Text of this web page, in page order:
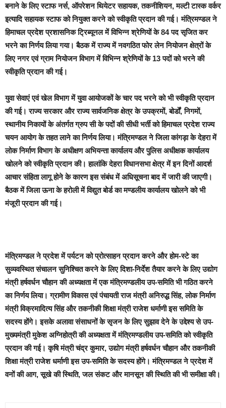
बनाने के लिए स्टाफ नर्स, ऑपरेशन थियेटर सहायक, तकनीशियन, मल्टी टास्क वर्कर
इत्यादि सहायक स्टाफ को नियुक्त करने को स्वीकृति प्रदान की गई। मंत्रिमण्डल ने
हिमाचल प्रदेश प्रशासनिक ट्रिब्यूनल में विभिन्न श्रेणियों के 84 पद सृजित कर
भरने का निर्णय लिया गया। बैठक में राज्य में नवगठित फोर लेन नियोजन क्षेत्रों के
लिए नगर एवं ग्राम नियोजन विभाग में विभिन्न श्रेणियों के 13 पदों को भरने की
स्वीकृति प्रदान की गई।
युवा सेवाएं एवं खेल विभाग में युवा आयोजकों के चार पद भरने को भी स्वीकृति प्रदान
की गई। राज्य सरकार और राज्य सार्वजनिक क्षेत्र के उपक्रमों, बोर्डों, निगमों,
स्थानीय निकायों के अंतर्गत ग्रुप सी के पदों की सीधी भर्ती को हिमाचल प्रदेश राज्य
चयन आयोग के तहत लाने का निर्णय लिया। मंत्रिमण्डल ने जिला कांगड़ा के देहरा में
लोक निर्माण विभाग के अधीक्षण अभियन्ता कार्यालय और पुलिस अधीक्षक कार्यालय
खोलने को स्वीकृति प्रदान की। हालांकि देहरा विधानसभा क्षेत्र में इन दिनों आदर्श
आचार संहिता लागू होने के कारण इस संबंध में अधिसूचना बाद में जारी की जाएगी।
बैठक में जिला ऊना के हरोली में विद्युत बोर्ड का मण्डलीय कार्यालय खोलने को भी
मंजूरी प्रदान की गई।
मंत्रिमण्डल ने प्रदेश में पर्यटन को प्रोत्साहन प्रदान करने और होम-स्टे का
सुव्यवस्थित संचालन सुनिश्चित करने के लिए दिशा-निर्देश तैयार करने के लिए उद्योग
मंत्री हर्षवर्धन चौहान की अध्यक्षता में एक मंत्रिमण्डलीय उप-समिति भी गठित करने
का निर्णय लिया। ग्रामीण विकास एवं पंचायती राज मंत्री अनिरुद्ध सिंह, लोक निर्माण
मंत्री विक्रमादित्य सिंह और तकनीकी शिक्षा मंत्री राजेश धर्माणी इस समिति के
सदस्य होंगे। इसके अलावा संसाधनों के सृजन के लिए सुझाव देने के उद्देश्य से उप-
मुख्यमंत्री मुकेश अग्निहोत्री की अध्यक्षता में मंत्रिमण्डलीय उप-समिति को स्वीकृति
प्रदान की गई। कृषि मंत्री चंद्र कुमार, उद्योग मंत्री हर्षवर्धन चौहान और तकनीकी
शिक्षा मंत्री राजेश धर्माणी इस उप-समिति के सदस्य होंगे। मंत्रिमण्डल ने प्रदेश में
वनों की आग, सूखे की स्थिति, जल संकट और मानसून की स्थिति की भी समीक्षा की।